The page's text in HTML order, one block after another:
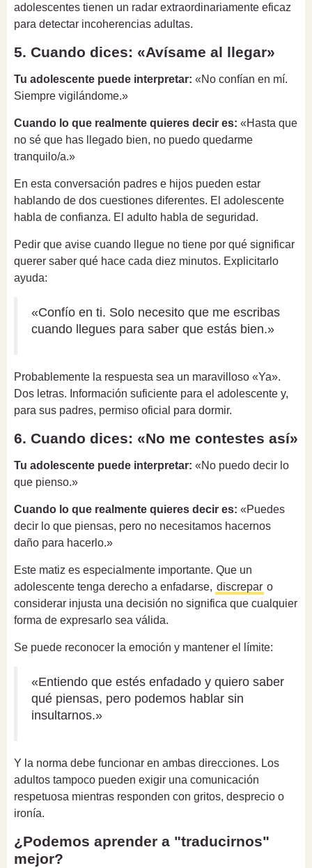
adolescentes tienen un radar extraordinariamente eficaz
para detectar incoherencias adultas.
5. Cuando dices: «Avísame al llegar»
Tu adolescente puede interpretar: «No confían en mí.
Siempre vigilándome.»
Cuando lo que realmente quieres decir es: «Hasta que
no sé que has llegado bien, no puedo quedarme
tranquilo/a.»
En esta conversación padres e hijos pueden estar
hablando de dos cuestiones diferentes. El adolescente
habla de confianza. El adulto habla de seguridad.
Pedir que avise cuando llegue no tiene por qué significar
querer saber qué hace cada diez minutos. Explicitarlo
ayuda:
«Confío en ti. Solo necesito que me escribas
cuando llegues para saber que estás bien.»
Probablemente la respuesta sea un maravilloso «Ya».
Dos letras. Información suficiente para el adolescente y,
para sus padres, permiso oficial para dormir.
6. Cuando dices: «No me contestes así»
Tu adolescente puede interpretar: «No puedo decir lo
que pienso.»
Cuando lo que realmente quieres decir es: «Puedes
decir lo que piensas, pero no necesitamos hacernos
daño para hacerlo.»
Este matiz es especialmente importante. Que un
adolescente tenga derecho a enfadarse, discrepar o
considerar injusta una decisión no significa que cualquier
forma de expresarlo sea válida.
Se puede reconocer la emoción y mantener el límite:
«Entiendo que estés enfadado y quiero saber
qué piensas, pero podemos hablar sin
insultarnos.»
Y la norma debe funcionar en ambas direcciones. Los
adultos tampoco pueden exigir una comunicación
respetuosa mientras responden con gritos, desprecio o
ironía.
¿Podemos aprender a "traducirnos"
mejor?